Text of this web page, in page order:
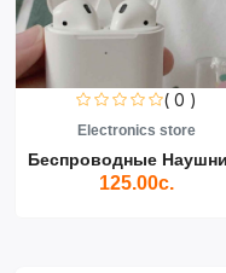
( 0 )
Electronics store
125.00с.